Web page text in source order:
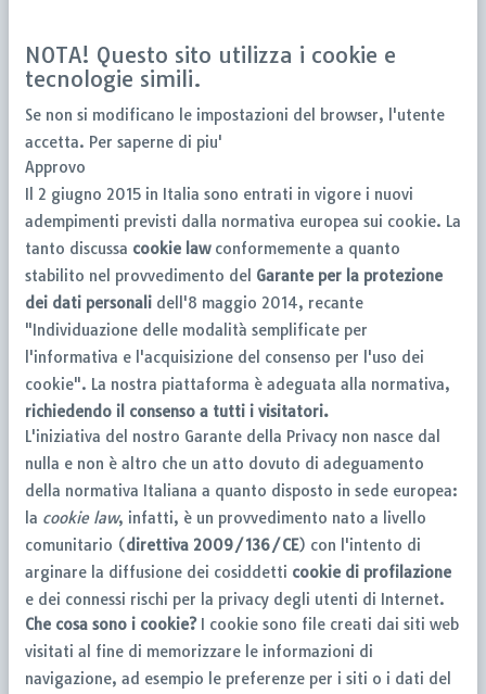
NOTA! Questo sito utilizza i cookie e
tecnologie simili.
Se non si modificano le impostazioni del browser, l'utente
accetta. Per saperne di piu'
Approvo
Il 2 giugno 2015 in Italia sono entrati in vigore i nuovi
adempimenti previsti dalla normativa europea sui cookie. La
tanto discussa cookie lawconformemente a quanto
stabilito nel provvedimento del Garante per la protezione
dei dati personali dell'8 maggio 2014, recante
"Individuazione delle modalità semplificate per
l'informativa e l'acquisizione del consenso per l'uso dei
cookie". La nostra piattaforma è adeguata alla normativa,
richiedendo il consenso a tutti i visitatori.
L'iniziativa del nostro Garante della Privacy non nasce dal
nulla e non è altro che un atto dovuto di adeguamento
della normativa Italiana a quanto disposto in sede europea:
la cookie law, infatti, è un provvedimento nato a livello
comunitario (direttiva 2009/136/CE) con l'intento di
arginare la diffusione dei cosiddetti cookie di profilazione
e dei connessi rischi per la privacy degli utenti di Internet.
Che cosa sono i cookie? I cookie sono file creati dai siti web
visitati al fine di memorizzare le informazioni di
navigazione, ad esempio le preferenze per i siti o i dati del